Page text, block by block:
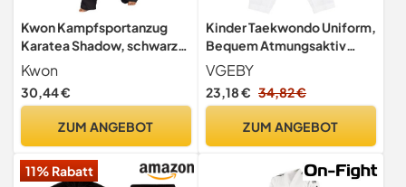
Kwon Kampfsportanzug
Karatea Shadow, schwarz,
170 cm, 551101170
Kwon
30,44 €
ZUM ANGEBOT
Kinder Taekwondo Uniform,
Bequem Atmungsaktiv
Dobok mit Gürtel für
Training Wettkampf Freizeit
VGEBY
23,18 € 34,82 €
ZUM ANGEBOT
11% Rabatt